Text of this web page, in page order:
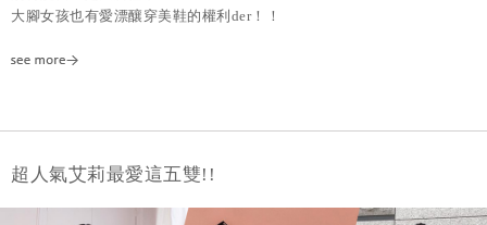
大腳女孩也有愛漂釀穿美鞋的權利der！！
超人氣艾莉最愛這五雙!!